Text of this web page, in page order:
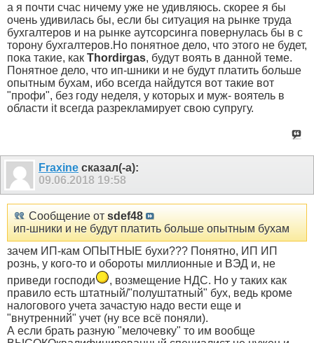
а я почти счас ничему уже не удивляюсь. скорее я бы
очень удивилась бы, если бы ситуация на рынке труда
бухгалтеров и на рынке аутсорсинга повернулась бы в с
торону бухгалтеров.Но понятное дело, что этого не будет,
пока такие, как Thordirgas, будут воять в данной теме.
Понятное дело, что ип-шники и не будут платить больше
опытным бухам, ибо всегда найдутся вот такие вот
"профи", без году неделя, у которых и муж- воятель в
области it всегда разрекламирует свою супругу.
Fraxine сказал(-а):
09.06.2018 19:58
Сообщение от sdef48
ип-шники и не будут платить больше опытным бухам
зачем ИП-кам ОПЫТНЫЕ бухи??? Понятно, ИП ИП
рознь, у кого-то и обороты миллионные и ВЭД и, не
приведи господи
, возмещение НДС. Но у таких как
правило есть штатный/"полуштатный" бух, ведь кроме
налогового учета зачастую надо вести еще и
"внутренний" учет (ну все всё поняли).
А если брать разную "мелочевку" то им вообще